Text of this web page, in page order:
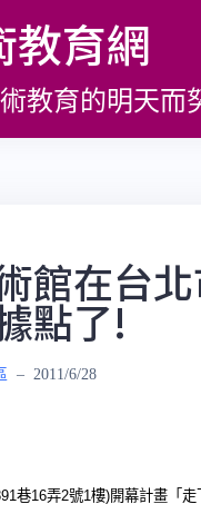
教育網
教育的明天而
館在台
點了!
– 2011/6/28
巷16弄2號1樓)開幕計畫「